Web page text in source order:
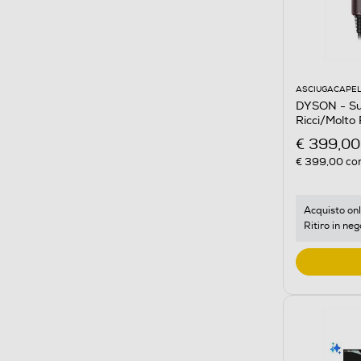
DYSON -
Ricci/Molto
€ 399,00
€ 399,00
Acquisto
Ritiro in